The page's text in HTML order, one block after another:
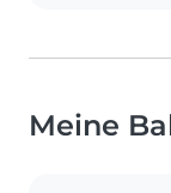
Meine